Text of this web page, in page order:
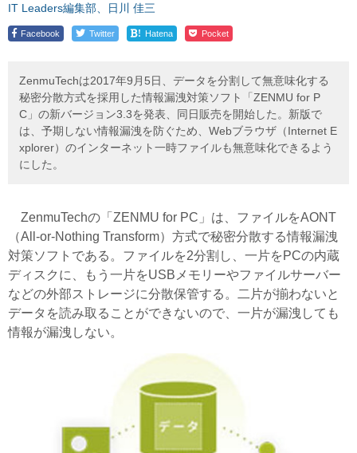
IT Leaders編集部、日川 佳三
Facebook Twitter ! Hatena Pocket
ZenmuTechは2017年9月5日、データを分割して無意味化する
秘密分散方式を採用した情報漏洩対策ソフト「ZENMU for P
C」の新バージョン3.3を発表、同日販売を開始した。新版で
は、予期しない情報漏洩を防ぐため、Webブラウザ（Internet E
xplorer）のインターネット一時ファイルも無意味化できるよう
にした。
ZenmuTechの「ZENMU for PC」は、ファイルをAONT
（All-or-Nothing Transform）方式で秘密分散する情報漏洩
対策ソフトである。ファイルを2分割し、一片をPCの内蔵
ディスクに、もう一片をUSBメモリーやファイルサーバー
などの外部ストレージに分散保管する。二片が揃わないと
データを読み取ることができないので、一片が漏洩しても
情報が漏洩しない。